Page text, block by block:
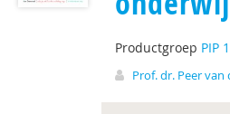
Productgroep PIP
Prof. dr. Peer van